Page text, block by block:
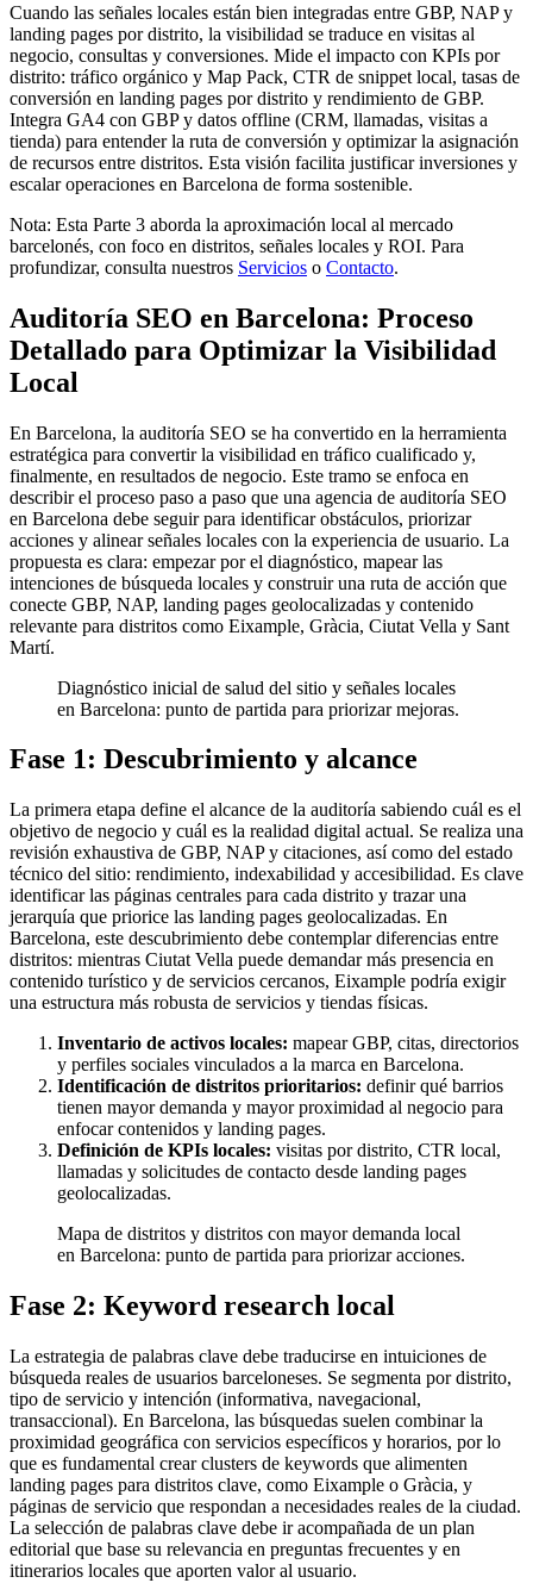
Cuando las señales locales están bien integradas entre GBP, NAP y
landing pages por distrito, la visibilidad se traduce en visitas al
negocio, consultas y conversiones. Mide el impacto con KPIs por
distrito: tráfico orgánico y Map Pack, CTR de snippet local, tasas de
conversión en landing pages por distrito y rendimiento de GBP.
Integra GA4 con GBP y datos offline (CRM, llamadas, visitas a
tienda) para entender la ruta de conversión y optimizar la asignación
de recursos entre distritos. Esta visión facilita justificar inversiones y
escalar operaciones en Barcelona de forma sostenible.
Nota: Esta Parte 3 aborda la aproximación local al mercado
barcelonés, con foco en distritos, señales locales y ROI. Para
profundizar, consulta nuestros Servicios o Contacto.
Auditoría SEO en Barcelona: Proceso
Detallado para Optimizar la Visibilidad
Local
En Barcelona, la auditoría SEO se ha convertido en la herramienta
estratégica para convertir la visibilidad en tráfico cualificado y,
finalmente, en resultados de negocio. Este tramo se enfoca en
describir el proceso paso a paso que una agencia de auditoría SEO
en Barcelona debe seguir para identificar obstáculos, priorizar
acciones y alinear señales locales con la experiencia de usuario. La
propuesta es clara: empezar por el diagnóstico, mapear las
intenciones de búsqueda locales y construir una ruta de acción que
conecte GBP, NAP, landing pages geolocalizadas y contenido
relevante para distritos como Eixample, Gràcia, Ciutat Vella y Sant
Martí.
Diagnóstico inicial de salud del sitio y señales locales
en Barcelona: punto de partida para priorizar mejoras.
Fase 1: Descubrimiento y alcance
La primera etapa define el alcance de la auditoría sabiendo cuál es el
objetivo de negocio y cuál es la realidad digital actual. Se realiza una
revisión exhaustiva de GBP, NAP y citaciones, así como del estado
técnico del sitio: rendimiento, indexabilidad y accesibilidad. Es clave
identificar las páginas centrales para cada distrito y trazar una
jerarquía que priorice las landing pages geolocalizadas. En
Barcelona, este descubrimiento debe contemplar diferencias entre
distritos: mientras Ciutat Vella puede demandar más presencia en
contenido turístico y de servicios cercanos, Eixample podría exigir
una estructura más robusta de servicios y tiendas físicas.
Inventario de activos locales: mapear GBP, citas, directorios
y perfiles sociales vinculados a la marca en Barcelona.
Identificación de distritos prioritarios: definir qué barrios
tienen mayor demanda y mayor proximidad al negocio para
enfocar contenidos y landing pages.
Definición de KPIs locales: visitas por distrito, CTR local,
llamadas y solicitudes de contacto desde landing pages
geolocalizadas.
Mapa de distritos y distritos con mayor demanda local
en Barcelona: punto de partida para priorizar acciones.
Fase 2: Keyword research local
La estrategia de palabras clave debe traducirse en intuiciones de
búsqueda reales de usuarios barceloneses. Se segmenta por distrito,
tipo de servicio y intención (informativa, navegacional,
transaccional). En Barcelona, las búsquedas suelen combinar la
proximidad geográfica con servicios específicos y horarios, por lo
que es fundamental crear clusters de keywords que alimenten
landing pages para distritos clave, como Eixample o Gràcia, y
páginas de servicio que respondan a necesidades reales de la ciudad.
La selección de palabras clave debe ir acompañada de un plan
editorial que base su relevancia en preguntas frecuentes y en
itinerarios locales que aporten valor al usuario.